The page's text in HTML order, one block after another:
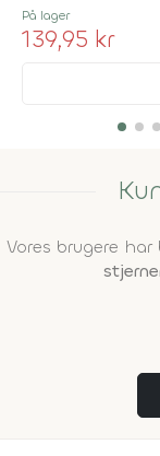
På lager
139,95 kr
Vores brugere